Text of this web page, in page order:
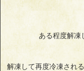
ある程度解凍
解凍して再度冷凍され